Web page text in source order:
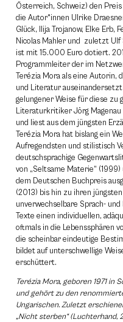
Österreich, Schweiz) den
die Autor*innen Ulrike
Glück, Ilija Trojanow, Elke Erb,
Nicolas Mahler und zuletzt
ist mit 15.000 Euro dotiert.
Programmleiter der im
Terézia Mora als eine Autorin,
und Literatur
gelungener Weise für diese zu
Literaturkritiker Jörg
und liest aus dem jüngsten
Terézia Mora hat bislang ein
Aufregendsten und stilistisch
deutschsprachige
von „Seltsame Materie“
dem Deutschen Buchpreis
(2013) bis hin zu ihren
unverwechselbare Sprach-
Texte einen individuellen,
oftmals in die Lebenssphären
die scheinbar eindeutige
bildet auf unterschwellige
erschüttert.
Terézia Mora, geboren 1971 in
und gehört zu den
Ungarischen. Zuletzt
„Nicht sterben“ (Luchterhand,